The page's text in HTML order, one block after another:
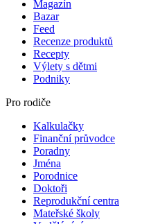
Magazín
Bazar
Feed
Recenze produktů
Recepty
Výlety s dětmi
Podniky
Pro rodiče
Kalkulačky
Finanční průvodce
Poradny
Jména
Porodnice
Doktoři
Reprodukční centra
Mateřské školy